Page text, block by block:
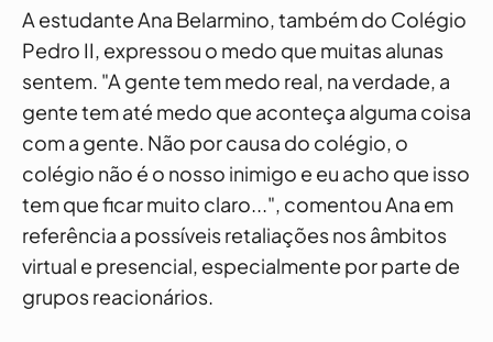
A estudante Ana Belarmino, também do Colégio
Pedro II, expressou o medo que muitas alunas
sentem. "A gente tem medo real, na verdade, a
gente tem até medo que aconteça alguma coisa
com a gente. Não por causa do colégio, o
colégio não é o nosso inimigo e eu acho que isso
tem que ficar muito claro...", comentou Ana em
referência a possíveis retaliações nos âmbitos
virtual e presencial, especialmente por parte de
grupos reacionários.